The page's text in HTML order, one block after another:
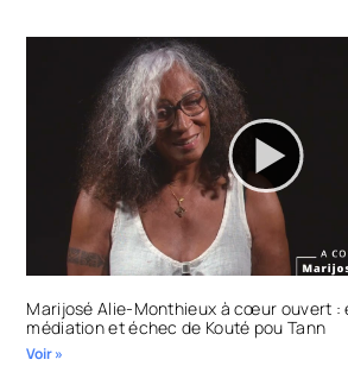
Marijosé Alie-Monthieux à cœur ouvert :
médiation et échec de Kouté pou Tann
Voir »